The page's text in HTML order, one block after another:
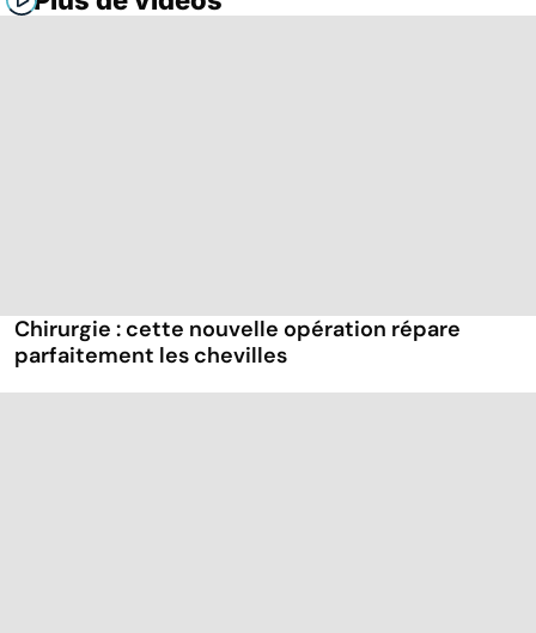
Chirurgie : cette nouvelle opération répare
parfaitement les chevilles